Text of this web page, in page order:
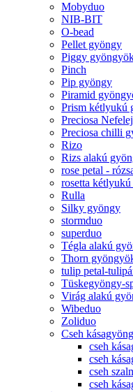
Mobyduo
NIB-BIT
O-bead
Pellet gyöngy
Piggy
Pinch
Pip gyöngy
Piramid
Prism kétlyukú
Preciosa
Preciosa chilli
Rizo
Rizs alakú
rose petal -
rosetta
Rulla
Silky gyöngy
stormduo
superduo
Tégla alakú
Thorn
tulip petal-
Tüskegyöngy-
Virág alakú
Wibeduo
Zoliduo
Cseh
cseh
cseh
cseh
cseh